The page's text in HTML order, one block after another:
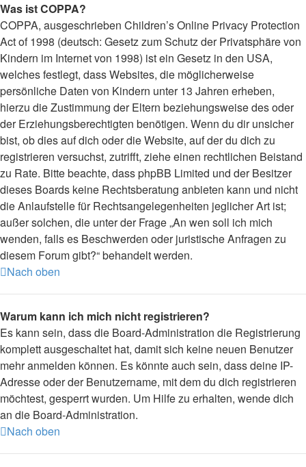
Was ist COPPA?
COPPA, ausgeschrieben Children’s Online Privacy Protection
Act of 1998 (deutsch: Gesetz zum Schutz der Privatsphäre von
Kindern im Internet von 1998) ist ein Gesetz in den USA,
welches festlegt, dass Websites, die möglicherweise
persönliche Daten von Kindern unter 13 Jahren erheben,
hierzu die Zustimmung der Eltern beziehungsweise des oder
der Erziehungsberechtigten benötigen. Wenn du dir unsicher
bist, ob dies auf dich oder die Website, auf der du dich zu
registrieren versuchst, zutrifft, ziehe einen rechtlichen Beistand
zu Rate. Bitte beachte, dass phpBB Limited und der Besitzer
dieses Boards keine Rechtsberatung anbieten kann und nicht
die Anlaufstelle für Rechtsangelegenheiten jeglicher Art ist;
außer solchen, die unter der Frage „An wen soll ich mich
wenden, falls es Beschwerden oder juristische Anfragen zu
diesem Forum gibt?“ behandelt werden.
Nach oben
Warum kann ich mich nicht registrieren?
Es kann sein, dass die Board-Administration die Registrierung
komplett ausgeschaltet hat, damit sich keine neuen Benutzer
mehr anmelden können. Es könnte auch sein, dass deine IP-
Adresse oder der Benutzername, mit dem du dich registrieren
möchtest, gesperrt wurden. Um Hilfe zu erhalten, wende dich
an die Board-Administration.
Nach oben